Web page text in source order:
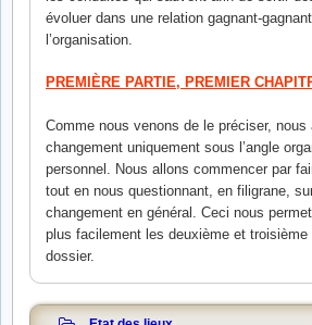
évoluer dans une relation gagnant-
l’organisation.
PREMIÈRE PARTIE, PREMIER
Comme nous venons de le préciser, nous
changement uniquement sous l’angle
personnel. Nous allons commencer par
tout en nous questionnant, en filigrane,
changement en général. Ceci nous
plus facilement les deuxième et troisième
dossier.